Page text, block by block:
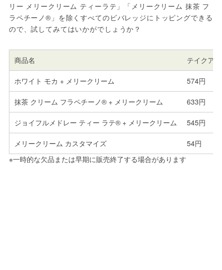
リー メリークリーム ティーラテ」「メリークリーム 抹茶 フ
ラペチーノ®」を除くすべてのビバレッジにトッピングできる
ので、試してみてはいかがでしょうか？
商品名 テイクア
ホワイト モカ + メリークリーム 574円
抹茶 クリーム フラペチーノ® + メリークリーム 633円
ジョイフルメドレー ティー ラテ® + メリークリーム 545円
メリークリーム カスタマイズ
54円
※一時的な欠品または早期に販売終了する場合があります